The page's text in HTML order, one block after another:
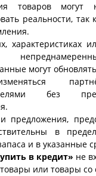
товаров могут
реальности,
характеристиках
могут
без
предложения,
в
и в указанные
в кредит» не
или товары со